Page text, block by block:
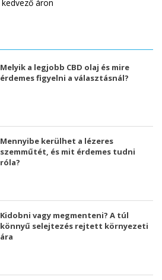
Melyik a legjobb CBD olaj és mire
érdemes figyelni a választásnál?
Mennyibe kerülhet a lézeres
szemműtét, és mit érdemes tudni
róla?
Kidobni vagy megmenteni? A túl
könnyű selejtezés rejtett környezeti
ára